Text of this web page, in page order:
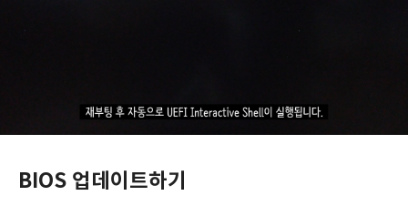
BIOS 업데이트하기